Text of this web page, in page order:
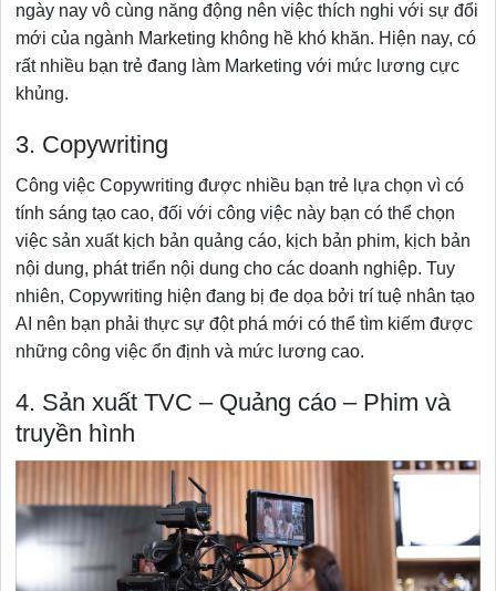
ngày nay vô cùng năng động nên việc thích nghi với sự đổi
mới của ngành Marketing không hề khó khăn. Hiện nay, có
rất nhiều bạn trẻ đang làm Marketing với mức lương cực
khủng.
3. Copywriting
Công việc Copywriting được nhiều bạn trẻ lựa chọn vì có
tính sáng tạo cao, đối với công việc này bạn có thể chọn
việc sản xuất kịch bản quảng cáo, kịch bản phim, kịch bản
nội dung, phát triển nội dung cho các doanh nghiệp. Tuy
nhiên, Copywriting hiện đang bị đe dọa bởi trí tuệ nhân tạo
AI nên bạn phải thực sự đột phá mới có thể tìm kiếm được
những công việc ổn định và mức lương cao.
4. Sản xuất TVC – Quảng cáo – Phim và
truyền hình